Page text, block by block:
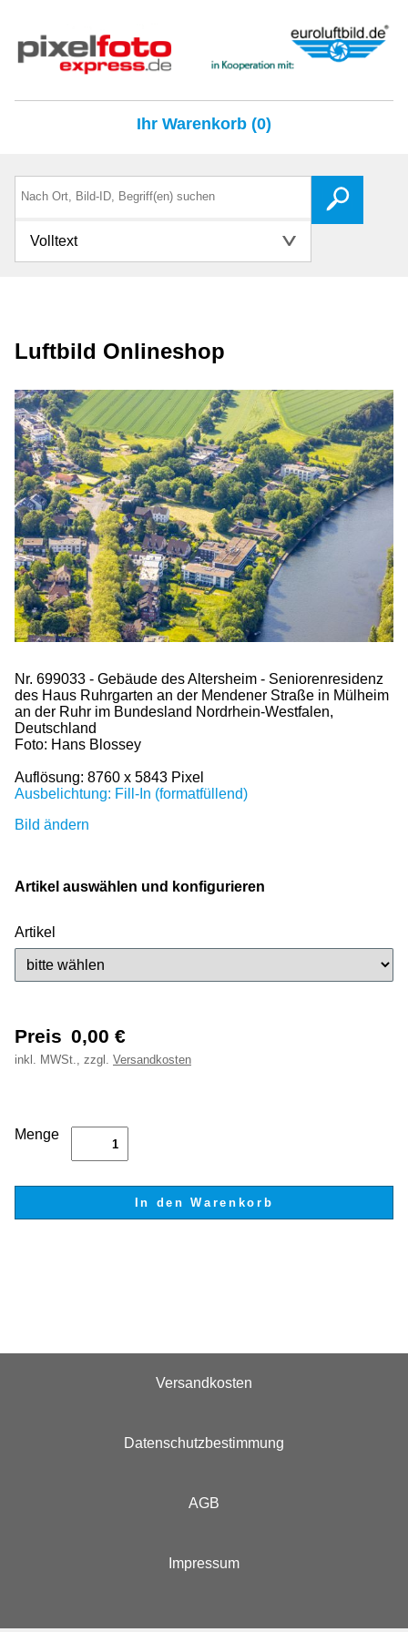
Ihr Warenkorb (0)
Volltext
Luftbild Onlineshop
Nr. 699033 - Gebäude des Altersheim - Seniorenresidenz
des Haus Ruhrgarten an der Mendener Straße in Mülheim
an der Ruhr im Bundesland Nordrhein-Westfalen,
Deutschland
Foto: Hans Blossey
Auflösung: 8760 x 5843 Pixel
Ausbelichtung: Fill-In (formatfüllend)
Bild ändern
Artikel auswählen und konfigurieren
Artikel
Preis 0,00 €
inkl. MWSt., zzgl. Versandkosten
Menge
Versandkosten
Datenschutzbestimmung
AGB
Impressum